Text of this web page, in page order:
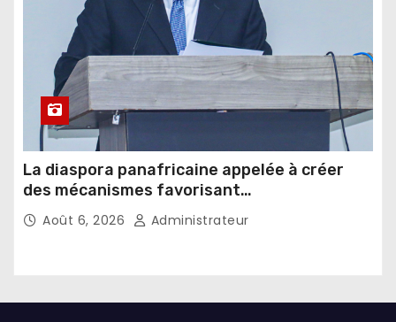
La diaspora panafricaine appelée à créer
des mécanismes favorisant
l’investissement dans les pays d’origine
Août 6, 2026 Administrateur